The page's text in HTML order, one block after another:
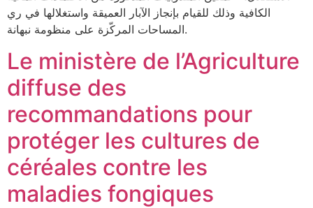
الكافية وذلك للقيام بإنجاز الآبار العميقة واستغلالها في ري
المساحات المركّزة على منظومة نبهانة.
Le ministère de l’Agriculture
diffuse des
recommandations pour
protéger les cultures de
céréales contre les
maladies fongiques